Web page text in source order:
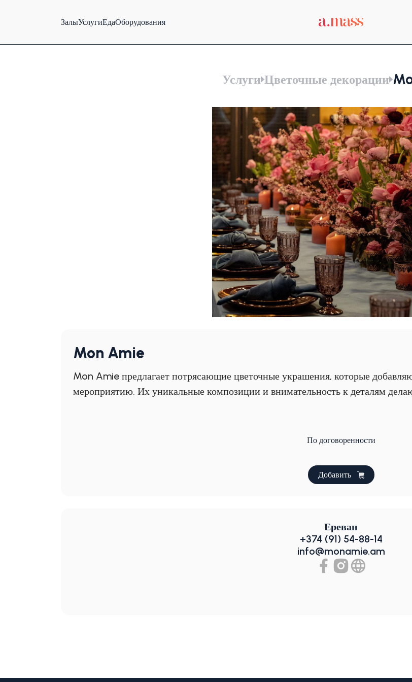
ЗалыУслугиЕдаОборудования
Услуги Цветочные декорации
Mon Amie
Mon Amie предлагает потрясающие цветочные украшения, которые
мероприятию. Их уникальные композиции и внимательность к деталям
По договоренности
Добавить
Ереван
+374 (91) 54-88-14
info@monamie.am